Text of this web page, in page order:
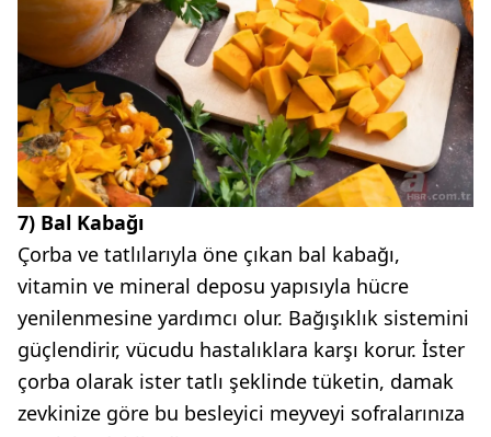
7) Bal Kabağı
Çorba ve tatlılarıyla öne çıkan bal kabağı,
vitamin ve mineral deposu yapısıyla hücre
yenilenmesine yardımcı olur. Bağışıklık sistemini
güçlendirir, vücudu hastalıklara karşı korur. İster
çorba olarak ister tatlı şeklinde tüketin, damak
zevkinize göre bu besleyici meyveyi sofralarınıza